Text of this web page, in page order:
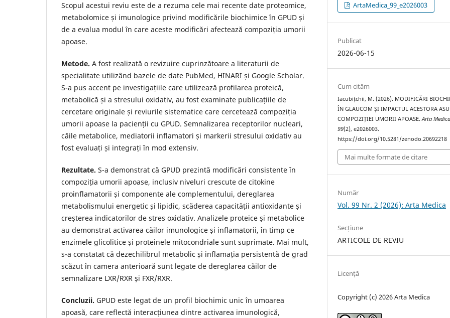
Scopul acestui reviu este de a rezuma cele mai recente date proteomice,
metabolomice și imunologice privind modificările biochimice în GPUD și
de a evalua modul în care aceste modificări afectează compoziția umorii
apoase.
Metode. A fost realizată o revizuire cuprinzătoare a literaturii de
specialitate utilizând bazele de date PubMed, HINARI și Google Scholar.
S-a pus accent pe investigațiile care utilizează profilarea proteică,
metabolică și a stresului oxidativ, au fost examinate publicațiile de
cercetare originale și reviurile sistematice care cercetează compoziția
umorii apoase la pacienții cu GPUD. Semnalizarea receptorilor nucleari,
căile metabolice, mediatorii inflamatori și markerii stresului oxidativ au
fost evaluați și integrați în mod extensiv.
Rezultate. S-a demonstrat că GPUD prezintă modificări consistente în
compoziția umorii apoase, inclusiv niveluri crescute de citokine
proinflamatorii și componente ale complementului, dereglarea
metabolismului energetic și lipidic, scăderea capacității antioxidante și
creșterea indicatorilor de stres oxidativ. Analizele proteice și metabolice
au demonstrat activarea căilor imunologice și inflamatorii, în timp ce
enzimele glicolitice și proteinele mitocondriale sunt suprimate. Mai mult,
s-a constatat că dezechilibrul metabolic și inflamația persistentă de grad
scăzut în camera anterioară sunt legate de dereglarea căilor de
semnalizare LXR/RXR și FXR/RXR.
Concluzii. GPUD este legat de un profil biochimic unic în umoarea
apoasă, care reflectă interacțiunea dintre activarea imunologică,
ArtaMedica_99_e2026003
Publicat
2026-06-15
Cum cităm
Iacubițchii, M. (2026). MODIFICĂRI
ÎN GLAUCOM ȘI IMPACTUL ACESTORA
COMPOZIȚIEI UMORII APOASE.Arta
99(2), e2026003.
https://doi.org/10.5281/zenodo.20692218
Mai multe formate de citare
Număr
Vol. 99 Nr. 2 (2026): Arta Medica
Secțiune
ARTICOLE DE REVIU
Licență
Copyright (c) 2026 Arta Medica